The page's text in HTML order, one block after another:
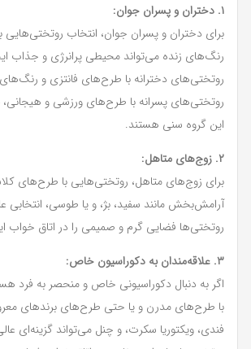
۱. دختران و پسران جوان:
برای دختران و پسران جوان، انتخاب
رنگ‌های زنده می‌تواند محیطی پرانرژی و جذاب
روتختی‌های دخترانه با طرح‌های فانتزی و رنگ‌های
روتختی‌های پسرانه با طرح‌های ورزشی و هیجانی،
این گروه سنی هستند.
۲. زوج‌های متاهل:
برای زوج‌های متاهل، روتختی‌هایی با طرح‌های
آرامش‌بخش مانند سفید، بژ، و یا طوسی، انتخابی
روتختی‌ها فضایی گرم و صمیمی را در اتاق خواب
۳. علاقه‌مندان به دکوراسیون خاص:
اگر به دنبال دکوراسیونی خاص و منحصر به فرد
با طرح‌های مدرن و یا حتی طرح‌های برندهای
فندی، ویکتوریا سکرت، و چنل می‌تواند گزینه‌ای